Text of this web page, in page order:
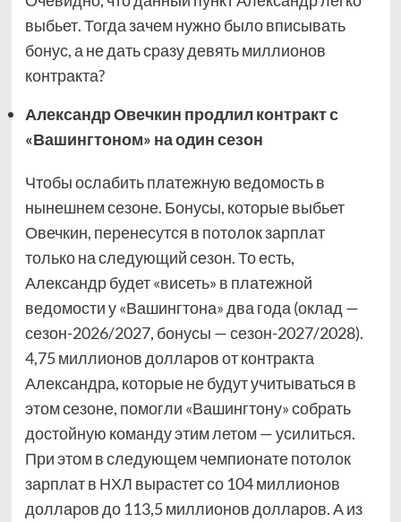
выбьет. Тогда зачем нужно было вписывать
бонус, а не дать сразу девять миллионов
контракта?
Александр Овечкин продлил контракт с
«Вашингтоном» на один сезон
Чтобы ослабить платежную ведомость в
нынешнем сезоне. Бонусы, которые выбьет
Овечкин, перенесутся в потолок зарплат
только на следующий сезон. То есть,
Александр будет «висеть» в платежной
ведомости у «Вашингтона» два года (оклад —
сезон-2026/2027, бонусы — сезон-2027/2028).
4,75 миллионов долларов от контракта
Александра, которые не будут учитываться в
этом сезоне, помогли «Вашингтону» собрать
достойную команду этим летом — усилиться.
При этом в следующем чемпионате потолок
зарплат в НХЛ вырастет со 104 миллионов
долларов до 113,5 миллионов долларов. А из